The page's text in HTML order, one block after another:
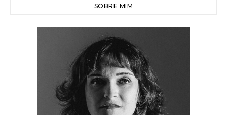
SOBRE MIM